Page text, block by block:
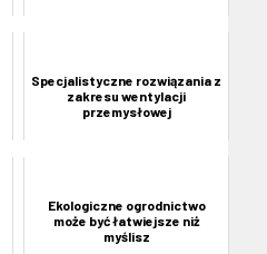
Specjalistyczne rozwiązania z
zakresu wentylacji
przemysłowej
Ekologiczne ogrodnictwo
może być łatwiejsze niż
myślisz